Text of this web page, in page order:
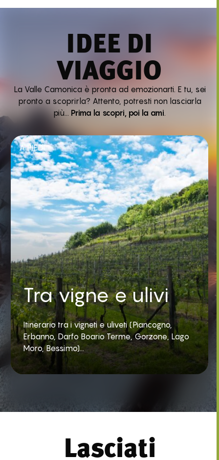
IDEE DI
VIAGGIO
La Valle Camonica è pronta ad emozionarti. E tu, sei
pronto a scoprirla? Attento, potresti non lasciarla
più… Prima la scopri, poi la ami.
A PIEDI
Tra vigne e ulivi
Itinerario tra i vigneti e uliveti (Piancogno,
Erbanno, Darfo Boario Terme, Gorzone, Lago
Moro, Bessimo)...
Lasciati